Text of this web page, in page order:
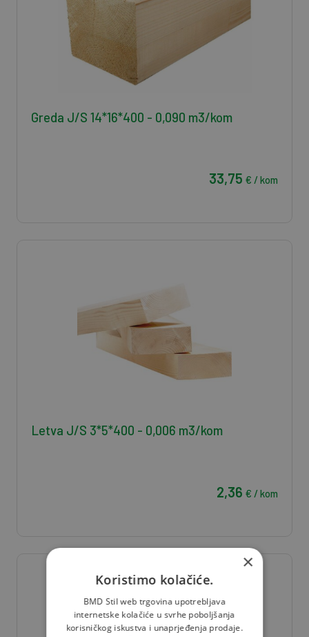
Greda J/S 14*16*400 - 0,090 m3/kom
33,75 € / kom
Letva J/S 3*5*400 - 0,006 m3/kom
2,36 € / kom
×
Koristimo kolačiće.
BMD Stil web trgovina upotrebljava
internetske kolačiće u svrhe poboljšanja
korisničkog iskustva i unaprjeđenja prodaje.